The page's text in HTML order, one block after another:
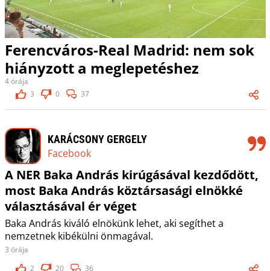
Ferencváros-Real Madrid: nem sok
hiányzott a meglepetéshez
4 órája
3
0 37
KARÁCSONY GERGELY
Facebook
A NER Baka András kirúgásával kezdődött,
most Baka András köztársasági elnökké
választásával ér véget
Baka András kiváló elnökünk lehet, aki segíthet a
nemzetnek kibékülni önmagával.
3 órája
2
20 36